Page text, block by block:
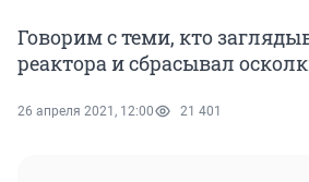
Говорим с теми, кто
реактора и сбрасывал
26 апреля 2021, 12:00 21 401